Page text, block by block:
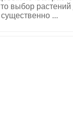
выбор
...